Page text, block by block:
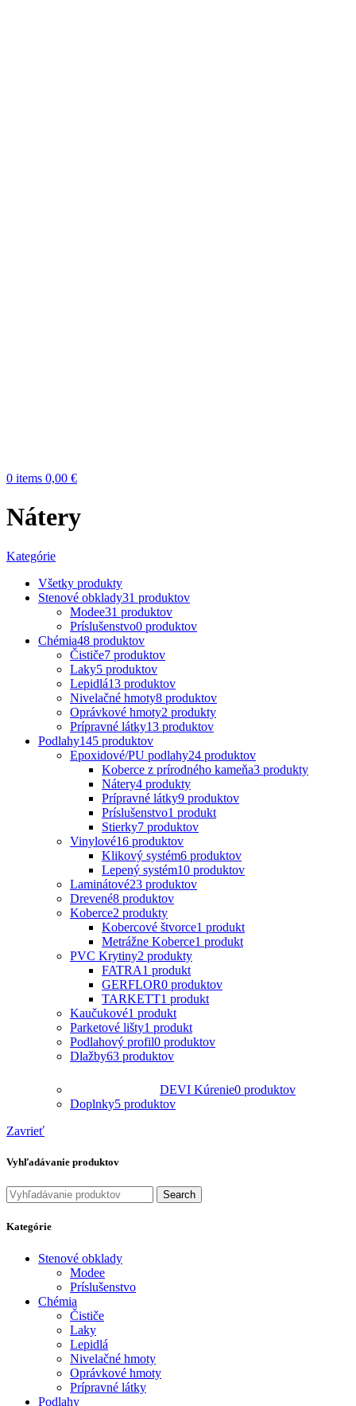
0 items 0,00 €
Nátery
Kategórie
Všetky produkty
Stenové obklady31 produktov
Modee31 produktov
Príslušenstvo0 produktov
Chémia48 produktov
Čističe7 produktov
Laky5 produktov
Lepidlá13 produktov
Nivelačné hmoty8 produktov
Oprávkové hmoty2 produkty
Prípravné látky13 produktov
Podlahy145 produktov
Epoxidové/PU podlahy24 produktov
Koberce z prírodného kameňa3 produkty
Nátery4 produkty
Prípravné látky9 produktov
Príslušenstvo1 produkt
Stierky7 produktov
Vinylové16 produktov
Klikový systém6 produktov
Lepený systém10 produktov
Laminátové23 produktov
Drevené8 produktov
Koberce2 produkty
Kobercové štvorce1 produkt
Metrážne Koberce1 produkt
PVC Krytiny2 produkty
FATRA1 produkt
GERFLOR0 produktov
TARKETT1 produkt
Kaučukové1 produkt
Parketové lišty1 produkt
Podlahový profil0 produktov
Dlažby63 produktov
DEVI Kúrenie0 produktov
Doplnky5 produktov
Zavrieť
Vyhľadávanie produktov
Search
Kategórie
Stenové obklady
Modee
Príslušenstvo
Chémia
Čističe
Laky
Lepidlá
Nivelačné hmoty
Oprávkové hmoty
Prípravné látky
Podlahy